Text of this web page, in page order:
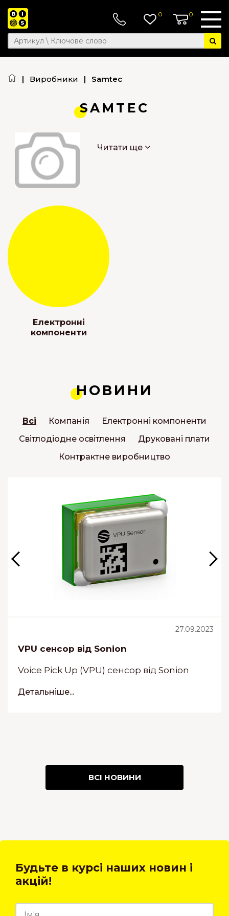
0 0
| Виробники | Samtec
SAMTEC
Читати ще
Електронні
компоненти
НОВИНИ
Всі Компанія
Електронні компоненти
Світлодіодне освітлення
Друковані плати
Контрактне виробництво
27.09.2023
VPU сенсор від Sonion
Voice Pick Up (VPU) сенсор від Sonion
Детальніше...
27.09.2023
22.07.2021
03.06.2021
ВСІ НОВИНИ
Будьте в курсі наших новин і
акцій!